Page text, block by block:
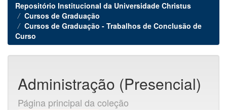
Repositório Institucional da Universidade Christus
Cursos de Graduação
Cursos de Graduação - Trabalhos de Conclusão de
Curso
Administração (Presencial)
Página principal da coleção